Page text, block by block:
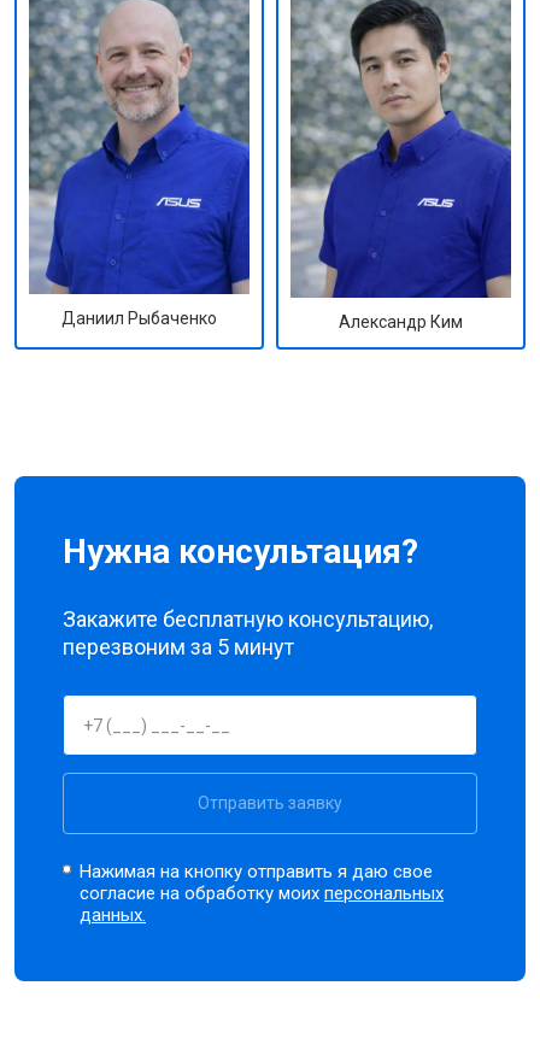
Даниил Рыбаченко Александр Ким
Нужна консультация?
Закажите бесплатную консультацию,
перезвоним за 5 минут
Отправить заявку
Нажимая на кнопку отправить я даю свое
согласие на обработку моихперсональных
данных.